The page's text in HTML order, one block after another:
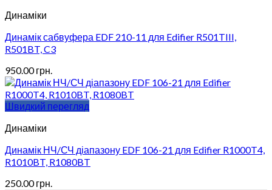
Динаміки
Динамік сабвуфера EDF 210-11 для Edifier R501TIII,
R501BT, C3
950.00грн.
Швидкий перегляд
Динаміки
Динамік НЧ/СЧ діапазону EDF 106-21 для Edifier R1000T4,
R1010BT, R1080BT
250.00грн.